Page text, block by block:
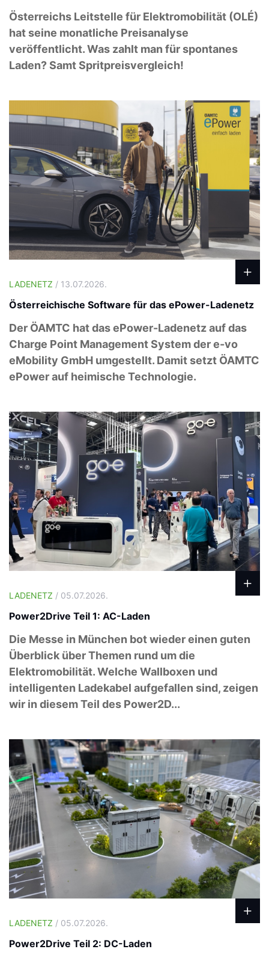
Österreichs Leitstelle für Elektromobilität (OLÉ)
hat seine monatliche Preisanalyse
veröffentlicht. Was zahlt man für spontanes
Laden? Samt Spritpreisvergleich!
LADENETZ / 13.07.2026.
Österreichische Software für das ePower-Ladenetz
Der ÖAMTC hat das ePower-Ladenetz auf das
Charge Point Management System der e-vo
eMobility GmbH umgestellt. Damit setzt ÖAMTC
ePower auf heimische Technologie.
LADENETZ / 05.07.2026.
Power2Drive Teil 1: AC-Laden
Die Messe in München bot wieder einen guten
Überblick über Themen rund um die
Elektromobilität. Welche Wallboxen und
intelligenten Ladekabel aufgefallen sind, zeigen
wir in diesem Teil des Power2D...
LADENETZ / 05.07.2026.
Power2Drive Teil 2: DC-Laden